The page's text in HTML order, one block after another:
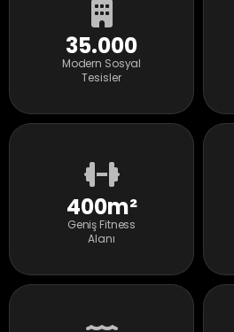
35.000
Modern Sosyal
Tesisler
400m²
Geniş Fitness
Alanı